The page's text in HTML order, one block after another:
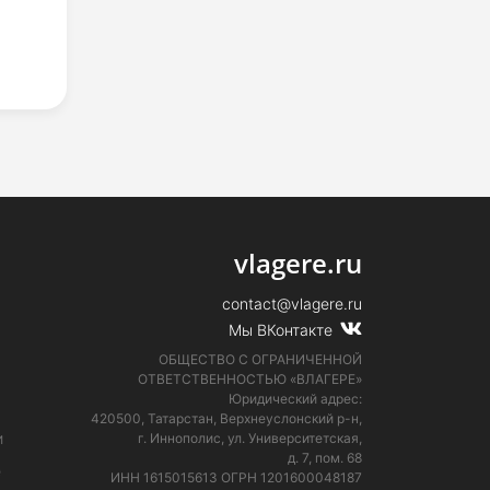
vlagere.ru
contact@vlagere.ru
Мы ВКонтакте
ОБЩЕСТВО С ОГРАНИЧЕННОЙ
ОТВЕТСТВЕННОСТЬЮ «ВЛАГЕРЕ»
Юридический адрес:
420500, Татарстан, Верхнеуслонский р-н,
г. Иннополис, ул. Университетская,
д. 7, пом. 68
ИНН 1615015613 ОГРН 1201600048187